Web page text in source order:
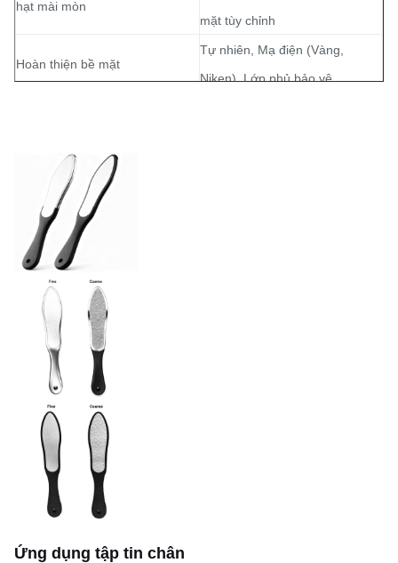
hạt mài mòn
mặt tùy chỉnh
Hoàn thiện bề mặt
Tự nhiên, Mạ điện (Vàng,
Niken), Lớp phủ bảo vệ
Quá trình
Ngành công nghiệp
Ứng dụng tập tin chân